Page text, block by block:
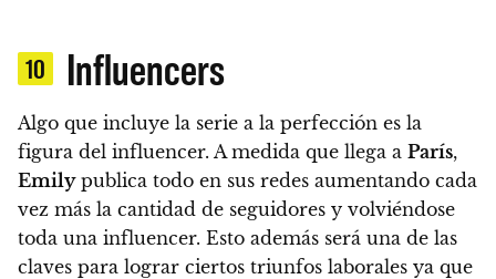
10 Influencers
Algo que incluye la serie a la perfección es la
figura del influencer. A medida que llega a París,
Emilypublica todo en sus redes aumentando cada
vez más la cantidad de seguidores y volviéndose
toda una influencer. Esto además será una de las
claves para lograr ciertos triunfos laborales ya que